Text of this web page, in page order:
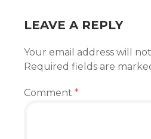
LEAVE A REPLY
Your email address will
Required fields are
Comment *